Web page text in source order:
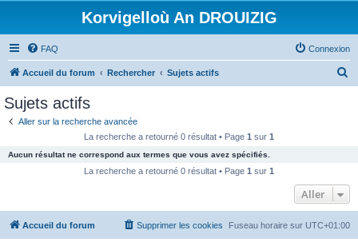
Korvigelloù An DROUIZIG
FAQ Connexion
Accueil du forum Rechercher Sujets actifs
c
e
Sujets actifs
Aller sur la recherche avancée
La recherche a retourné 0 résultat • Page 1 sur 1
Aucun résultat ne correspond aux termes que vous avez spécifiés.
La recherche a retourné 0 résultat • Page 1 sur 1
Aller
Accueil du forum Fuseau horaire sur UTC+01:00
Supprimer les cookies